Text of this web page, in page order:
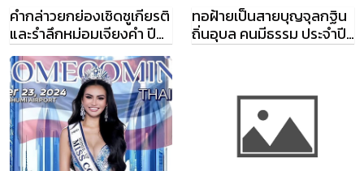
คำกล่าวยกย่องเชิดชูเกียรติ
และรำลึกหม่อมเจียงคำ ปี
2567
ทอฝ้ายเป็นสายบุญจุลกฐิน
ถิ่นอุบล คนมีธรรม ประจำปี
2567